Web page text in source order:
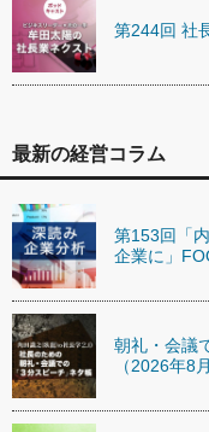
第244回 社
最新の経営コラム
第153回「
企業に」
朝礼・会議
（2026年8